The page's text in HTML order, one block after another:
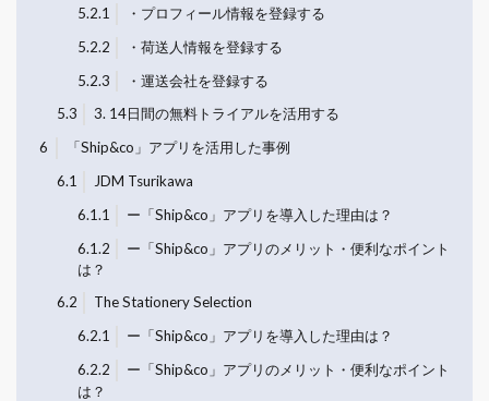
5.2.1
・プロフィール情報を登録する
5.2.2
・荷送人情報を登録する
5.2.3
・運送会社を登録する
5.3
3. 14日間の無料トライアルを活用する
6
「Ship&co」アプリを活用した事例
6.1
JDM Tsurikawa
6.1.1
ー「Ship&co」アプリを導入した理由は？
6.1.2
ー「Ship&co」アプリのメリット・便利なポイント
は？
6.2
The Stationery Selection
6.2.1
ー「Ship&co」アプリを導入した理由は？
6.2.2
ー「Ship&co」アプリのメリット・便利なポイント
は？